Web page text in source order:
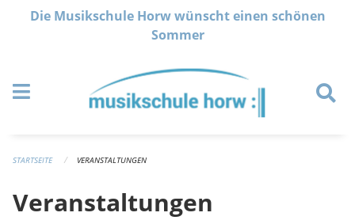
Navigation überspringen
Die Musikschule Horw wünscht einen schönen
Sommer
STARTSEITE VERANSTALTUNGEN
Veranstaltungen